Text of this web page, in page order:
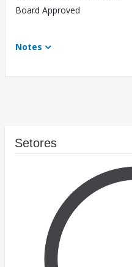
Board Approved
Notes
Setores